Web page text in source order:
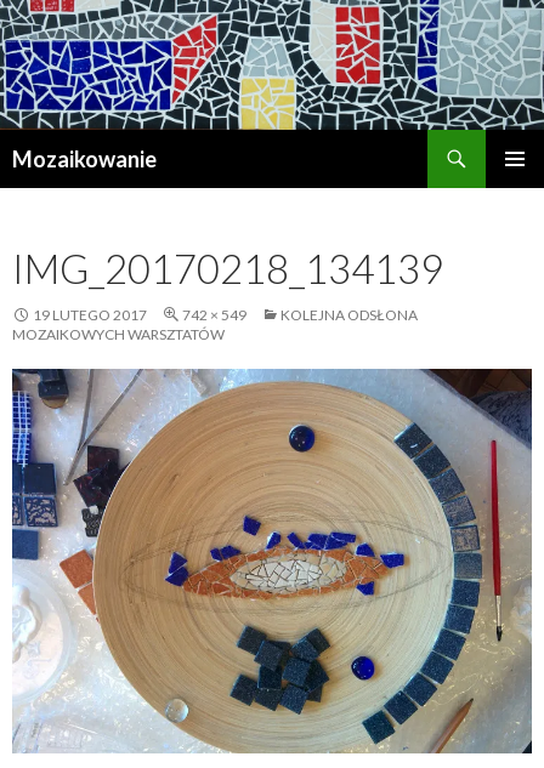
Mozaikowanie
IMG_20170218_134139
19 LUTEGO 2017 742 × 549
KOLEJNA ODSŁONA
MOZAIKOWYCH WARSZTATÓW